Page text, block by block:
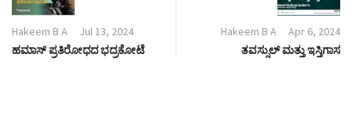
Hakeem B A
Jul 13, 2024
ಹಮಾಸ್ ಪ್ರತಿರೋಧದ ಭದ್ರಕೋಟೆ
Hakeem B A
Apr 6, 2024
ತವಸ್ಸುಲ್ ಮತ್ತು ಇಸ್ತಿಗಾಸ